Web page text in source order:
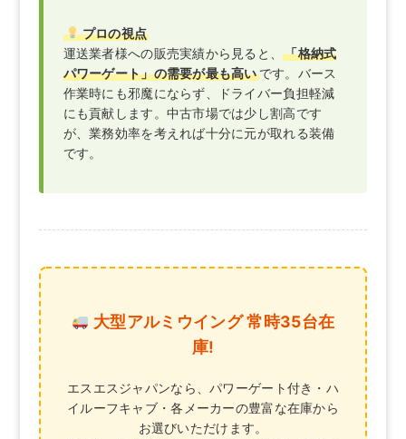
プロの視点
運送業者様への販売実績から見ると、「格納式
パワーゲート」の需要が最も高いです。バース
作業時にも邪魔にならず、ドライバー負担軽減
にも貢献します。中古市場では少し割高です
が、業務効率を考えれば十分に元が取れる装備
です。
大型アルミウイング 常時35台在
庫!
エスエスジャパンなら、パワーゲート付き・ハ
イルーフキャブ・各メーカーの豊富な在庫から
お選びいただけます。